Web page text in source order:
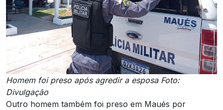
Homem foi preso após agredir a esposa Foto:
Divulgação
Outro homem também foi preso em Maués por